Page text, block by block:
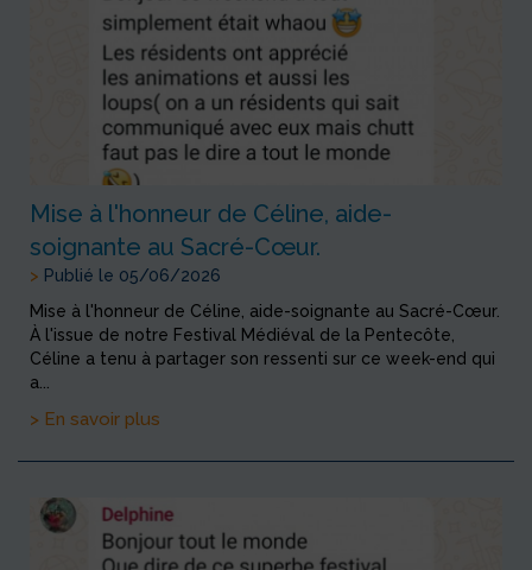
Mise à l'honneur de Céline, aide-
soignante au Sacré-Cœur.
> Publié le 05/06/2026
Mise à l'honneur de Céline, aide-soignante au Sacré-Cœur.
À l'issue de notre Festival Médiéval de la Pentecôte,
Céline a tenu à partager son ressenti sur ce week-end qui
a...
> En savoir plus